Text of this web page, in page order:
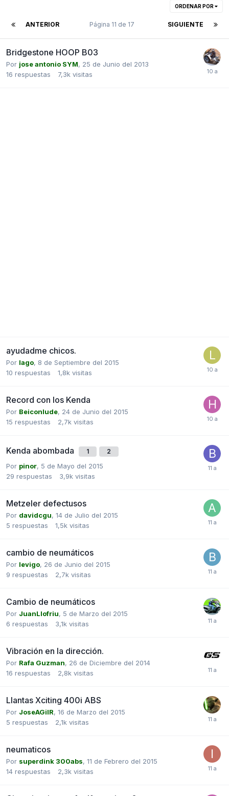
ORDENAR POR
ANTERIOR SIGUIENTE
Página 11 de 17
Bridgestone HOOP B03
Por jose antonio SYM, 25 de Junio del 2013
16 respuestas 7,3k visitas
ayudadme chicos.
Por lago, 8 de Septiembre del 2015
10 respuestas 1,8k visitas
Record con los Kenda
Por Beiconlude, 24 de Junio del 2015
15 respuestas 2,7k visitas
Kenda abombada 1 2
Por pinor, 5 de Mayo del 2015
29 respuestas 3,9k visitas
Metzeler defectusos
Por davidcgu, 14 de Julio del 2015
5 respuestas 1,5k visitas
cambio de neumáticos
Por levigo, 26 de Junio del 2015
9 respuestas 2,7k visitas
Cambio de neumáticos
Por JuanLlofriu, 5 de Marzo del 2015
6 respuestas 3,1k visitas
Vibración en la dirección.
Por Rafa Guzman, 26 de Diciembre del 2014
16 respuestas 2,8k visitas
Llantas Xciting 400i ABS
Por JoseAGilR, 16 de Marzo del 2015
5 respuestas 2,1k visitas
neumaticos
Por superdink 300abs, 11 de Febrero del 2015
14 respuestas 2,3k visitas